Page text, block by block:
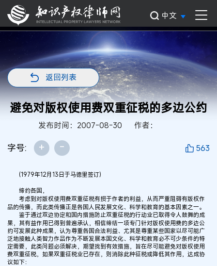
中文
返回列表
避免对版权使用费双重征税的多边公约
发布时间：2007-08-30 作者：
字号: + - 563
(1979年12月13日于马德里签订)
缔约各国，
考虑到对版权使用费双重征税有损于作者的利益，从而严重阻碍有版权作
品的传播，而此类传播正是各国人民发展文化、科学和教育的基本因素之一。
鉴于通过双边协定和国内措施防止双重征税的行动业已取得令人鼓舞的成
果，其有益作用已得到普遍承认，相信缔结一项专门针对版权使用费的多边公
约可发展此种成果，认为尊重各国合法利益、尤其是尊重某些国家以尽可能广
泛地接触人类智力作品作为不断发展本国文化、科学和教育必不可少条件的特
定需要，此类问题必须解决，期望找到有效措施，旨在尽可能避免对版权使用
费双重征税，如果双重征税业已存在，则消除此种征税或降低其作用，达成协
议如下：